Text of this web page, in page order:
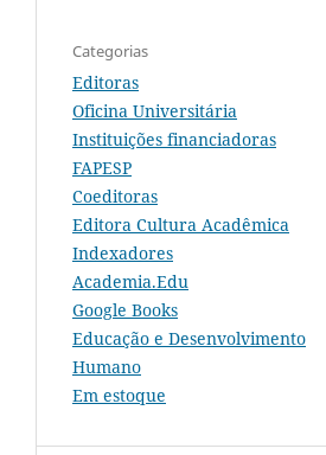
Categorias
Editoras
Oficina Universitária
Instituições financiadoras
FAPESP
Coeditoras
Editora Cultura Acadêmica
Indexadores
Academia.Edu
Google Books
Educação e Desenvolvimento
Humano
Em estoque